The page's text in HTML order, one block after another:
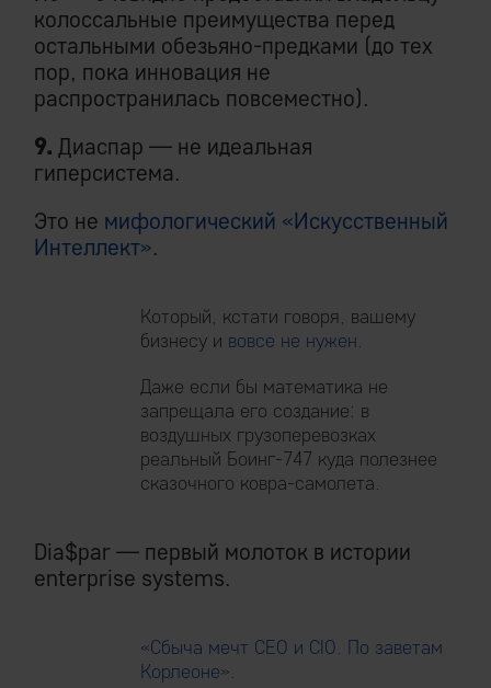
колоссальные преимущества перед
остальными обезьяно-предками (до тех
пор, пока инновация не
распространилась повсеместно).
9. Диаспар — не идеальная
гиперсистема.
Это не мифологический «Искусственный
Интеллект».
Который, кстати говоря, вашему
бизнесу и вовсе не нужен.
Даже если бы математика не
запрещала его создание: в
воздушных грузоперевозках
реальный Боинг-747 куда полезнее
сказочного ковра-самолета.
Dia$par — первый молоток в истории
enterprise systems.
«Сбыча мечт CEO и CIO. По заветам
Корлеоне».